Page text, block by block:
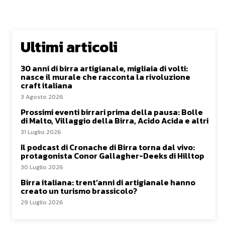
Ultimi articoli
30 anni di birra artigianale, migliaia di volti:
nasce il murale che racconta la rivoluzione
craft italiana
3 Agosto 2026
Prossimi eventi birrari prima della pausa: Bolle
di Malto, Villaggio della Birra, Acido Acida e altri
31 Luglio 2026
Il podcast di Cronache di Birra torna dal vivo:
protagonista Conor Gallagher-Deeks di Hilltop
30 Luglio 2026
Birra italiana: trent’anni di artigianale hanno
creato un turismo brassicolo?
29 Luglio 2026